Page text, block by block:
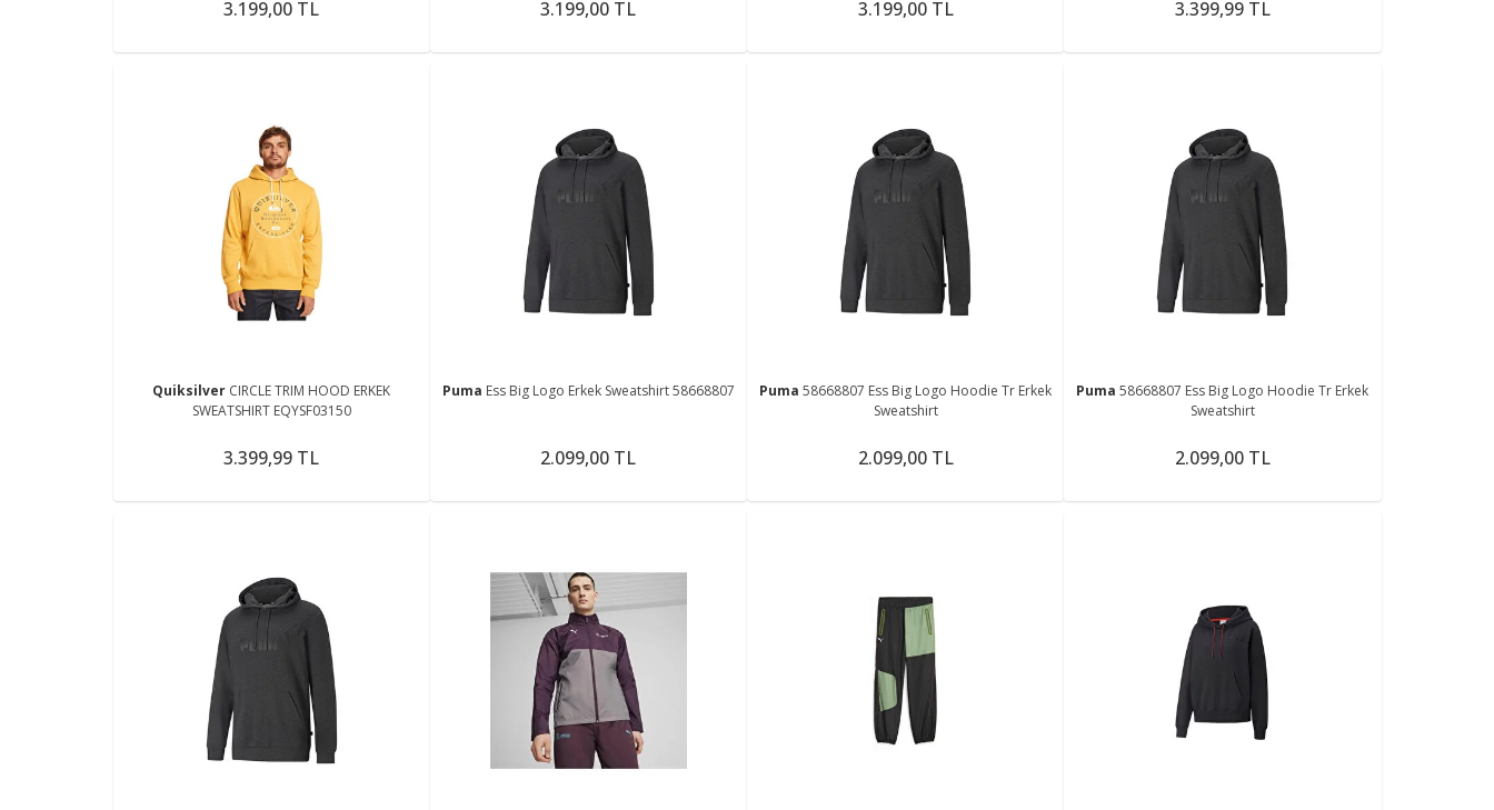
3.199,00 TL 3.199,00 TL 3.199,00 TL 3.399,99 TL
Quiksilver CIRCLE TRIM HOOD ERKEK
SWEATSHIRT EQYSF03150
3.399,99 TL
Puma Ess Big Logo Erkek Sweatshirt 58668807
2.099,00 TL
Puma58668807 Ess Big Logo Hoodie Tr Erkek
Sweatshirt
2.099,00 TL
Puma58668807 Ess Big Logo Hoodie Tr Erkek
Sweatshirt
2.099,00 TL